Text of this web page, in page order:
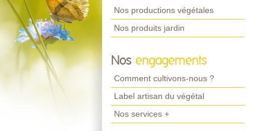
Nos productions végétales
Nos produits jardin
Nos engagements
Comment cultivons-nous ?
Label artisan du végétal
Nos services +